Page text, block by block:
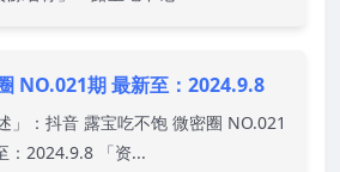
NO.021期 最新至：2024.9.8
」：抖音 露宝吃不饱 微密圈 NO.021
：2024.9.8 「资...